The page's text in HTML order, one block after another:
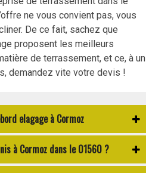
ne vous convient pas, vous
De ce fait, sachez que
proposent les meilleurs
de terrassement, et ce, à un
demandez vite votre devis !
elagage à Cormoz
à Cormoz dans le 01560 ?